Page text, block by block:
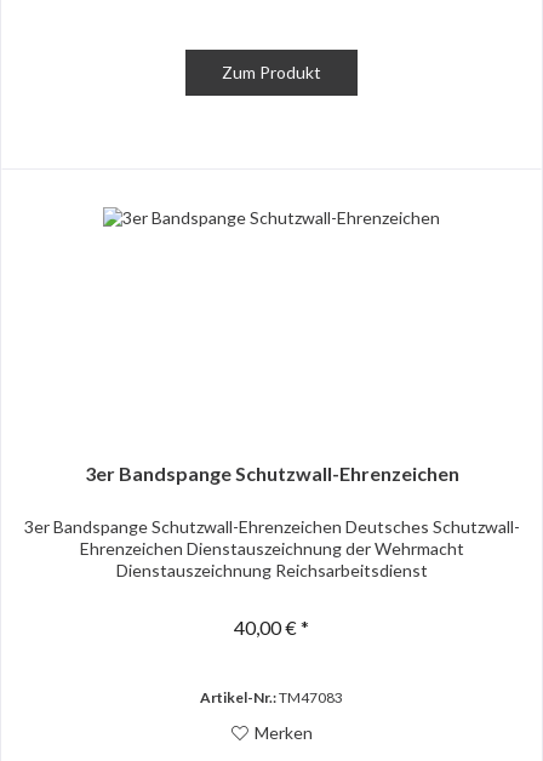
Zum Produkt
3er Bandspange Schutzwall-Ehrenzeichen
3er Bandspange Schutzwall-Ehrenzeichen Deutsches Schutzwall-
Ehrenzeichen Dienstauszeichnung der Wehrmacht
Dienstauszeichnung Reichsarbeitsdienst
40,00 € *
Artikel-Nr.:TM47083
Merken